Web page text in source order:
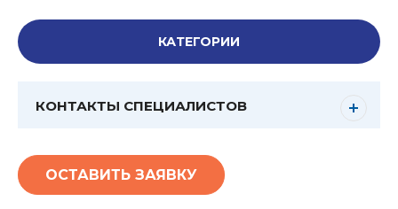
КАТЕГОРИИ
КОНТАКТЫ СПЕЦИАЛИСТОВ
ОСТАВИТЬ ЗАЯВКУ